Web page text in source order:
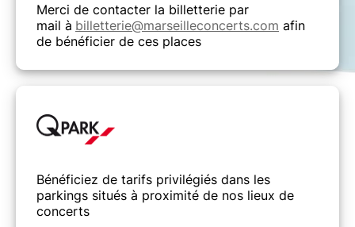
Merci de contacter la billetterie par
mail à billetterie@marseilleconcerts.com afin
de bénéficier de ces places
Bénéficiez de tarifs privilégiés dans les
parkings situés à proximité de nos lieux de
concerts